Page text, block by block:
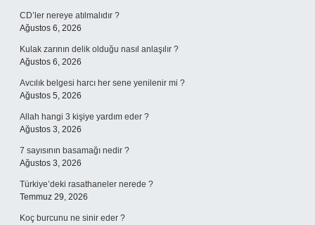
CD’ler nereye atılmalıdır ?
Ağustos 6, 2026
Kulak zarının delik olduğu nasıl anlaşılır ?
Ağustos 6, 2026
Avcılık belgesi harcı her sene yenilenir mi ?
Ağustos 5, 2026
Allah hangi 3 kişiye yardım eder ?
Ağustos 3, 2026
7 sayısının basamağı nedir ?
Ağustos 3, 2026
Türkiye’deki rasathaneler nerede ?
Temmuz 29, 2026
Koç burcunu ne sinir eder ?